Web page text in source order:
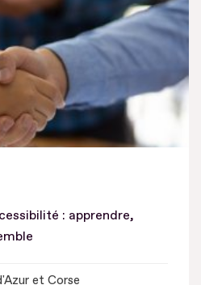
: apprendre,
et Corse